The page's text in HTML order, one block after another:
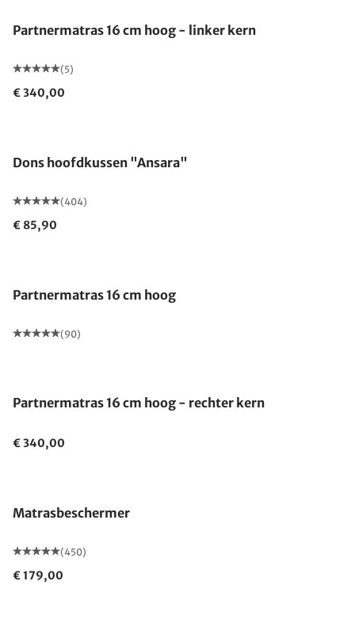
Partnermatras 16 cm hoog - linker kern
(5)
€ 340,00
Dons hoofdkussen "Ansara"
(404)
€ 85,90
Partnermatras 16 cm hoog
(90)
Partnermatras 16 cm hoog - rechter kern
€ 340,00
Matrasbeschermer
(450)
€ 179,00